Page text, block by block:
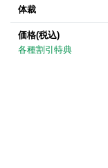
体裁
価格(税込)
各種割引特典